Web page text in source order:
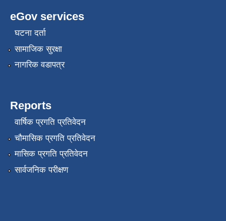
eGov services
घटना दर्ता
सामाजिक सुरक्षा
नागरिक वडापत्र
Reports
वार्षिक प्रगति प्रतिवेदन
चौमासिक प्रगति प्रतिवेदन
मासिक प्रगति प्रतिवेदन
सार्वजनिक परीक्षण